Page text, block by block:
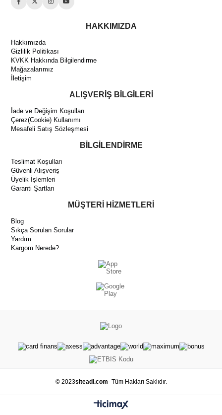
HAKKIMIZDA
Hakkımızda
Gizlilik Politikası
KVKK Hakkında Bilgilendirme
Mağazalarımız
İletişim
ALIŞVERİŞ BİLGİLERİ
İade ve Değişim Koşulları
Çerez(Cookie) Kullanımı
Mesafeli Satış Sözleşmesi
BİLGİLENDİRME
Teslimat Koşulları
Güvenli Alışveriş
Üyelik İşlemleri
Garanti Şartları
MÜŞTERİ HİZMETLERİ
Blog
Sıkça Sorulan Sorular
Yardım
Kargom Nerede?
© 2023siteadi.com- Tüm Hakları Saklıdır.